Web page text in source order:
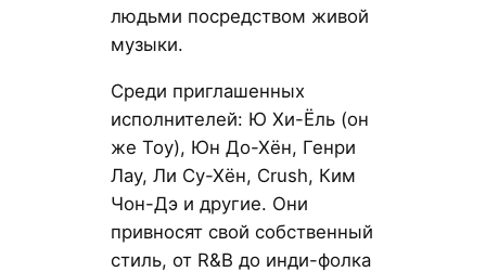
людьми посредством живой
музыки.
Среди приглашенных
исполнителей: Ю Хи-Ёль (он
же Toy), Юн До-Хён, Генри
Лау, Ли Су-Хён, Crush, Ким
Чон-Дэ и другие. Они
привносят свой собственный
стиль, от R&B до инди-фолка